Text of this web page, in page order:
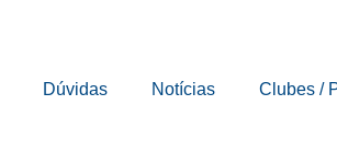
Dúvidas Notícias Clubes /